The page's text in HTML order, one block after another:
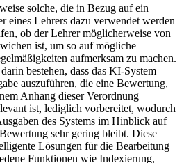
solche, die in Bezug auf ein
eines Lehrers dazu verwendet werden
ob der Lehrer möglicherweise von
ist, um so auf mögliche
aufmerksam zu machen.
bestehen, dass das KI-System
auszuführen, die eine Bewertung,
Anhang dieser Verordnung
ist, lediglich vorbereitet, wodurch
des Systems im Hinblick auf
sehr gering bleibt. Diese
Lösungen für die Bearbeitung
Funktionen wie Indexierung,